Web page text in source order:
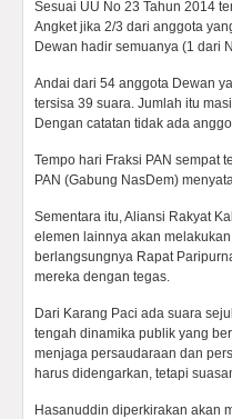
Sesuai UU No 23 Tahun 2014
Angket jika 2/3 dari anggota
Dewan hadir semuanya (1 dari
Andai dari 54 anggota Dewan
tersisa 39 suara. Jumlah itu
Dengan catatan tidak ada
Tempo hari Fraksi PAN sempat
PAN (Gabung NasDem)
Sementara itu, Aliansi Rakyat
elemen lainnya akan
berlangsungnya Rapat
mereka dengan tegas.
Dari Karang Paci ada suara
tengah dinamika publik yang
menjaga persaudaraan dan
harus didengarkan, tetapi
Hasanuddin diperkirakan akan